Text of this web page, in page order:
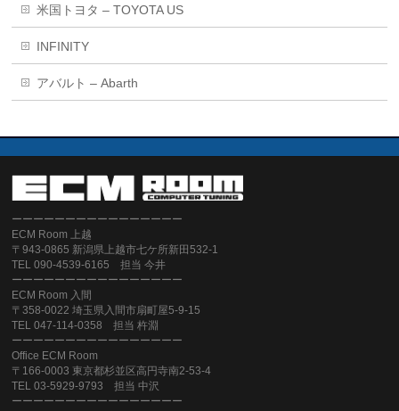
米国トヨタ – TOYOTA US
INFINITY
アバルト – Abarth
ーーーーーーーーーーーーーーーー
ECM Room 上越
〒943-0865 新潟県上越市七ケ所新田532-1
TEL 090-4539-6165 担当 今井
ーーーーーーーーーーーーーーーー
ECM Room 入間
〒358-0022 埼玉県入間市扇町屋5-9-15
TEL 047-114-0358 担当 杵淵
ーーーーーーーーーーーーーーーー
Office ECM Room
〒166-0003 東京都杉並区高円寺南2-53-4
TEL 03-5929-9793 担当 中沢
ーーーーーーーーーーーーーーーー